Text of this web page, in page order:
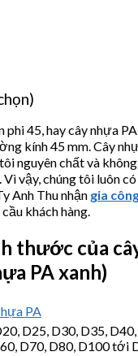
45, hay cây nhựa
kính 45 mm. Cây
nguyên chất và
vậy, chúng tôi luôn
Anh Thu nhận gia
khách hàng.
thước của
PA xanh)
PA
D25, D30, D35,
D70, D80, D100 tới